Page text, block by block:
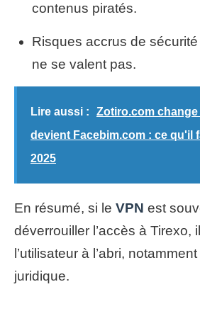
contenus piratés.
Risques accrus de
ne se valent pas.
Lire aussi :
Zotiro.com change
devient Facebim.com : ce qu'il
2025
En résumé, si le VPN est
déverrouiller l’accès à Tirexo,
l’utilisateur à l’abri,
juridique.